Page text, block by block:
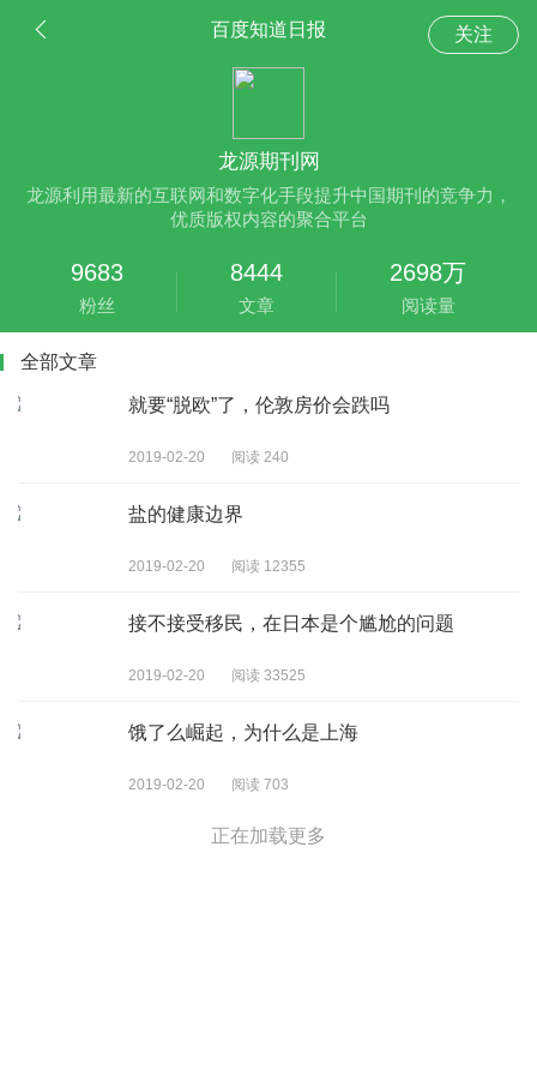
百度知道日报 关注
龙源期刊网
龙源利用最新的互联网和数字化手段提升中国期刊的竞争力，
优质版权内容的聚合平台
9683
粉丝
8444
文章
2698万
阅读量
全部文章
就要“脱欧”了，伦敦房价会跌吗
2019-02-20 阅读 240
盐的健康边界
2019-02-20 阅读 12355
接不接受移民，在日本是个尴尬的问题
2019-02-20 阅读 33525
饿了么崛起，为什么是上海
2019-02-20 阅读 703
正在加载更多